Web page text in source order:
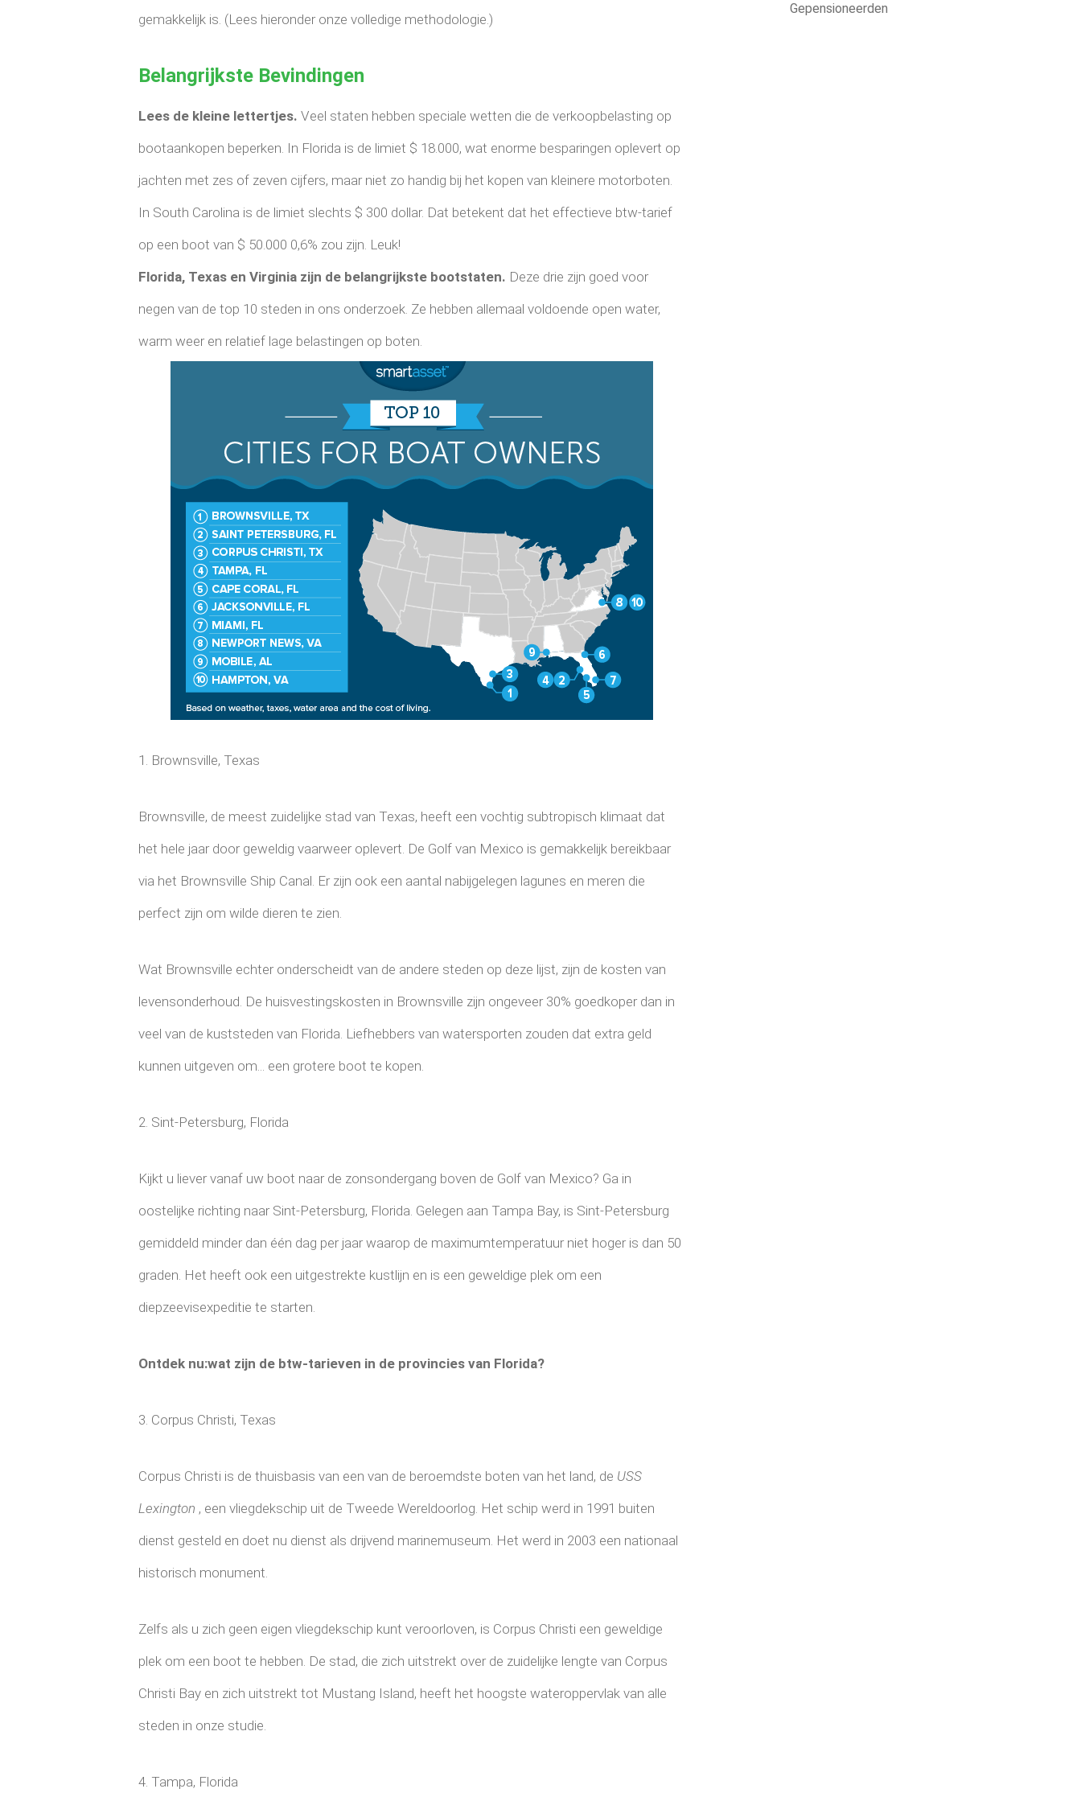
gemakkelijk is. (Lees hieronder onze volledige methodologie.)
Belangrijkste Bevindingen
Lees de kleine lettertjes. Veel staten hebben speciale wetten die de verkoopbelasting op
bootaankopen beperken. In Florida is de limiet $ 18.000, wat enorme besparingen oplevert op
jachten met zes of zeven cijfers, maar niet zo handig bij het kopen van kleinere motorboten.
In South Carolina is de limiet slechts $ 300 dollar. Dat betekent dat het effectieve btw-tarief
op een boot van $ 50.000 0,6% zou zijn. Leuk!
Florida, Texas en Virginia zijn de belangrijkste bootstaten. Deze drie zijn goed voor
negen van de top 10 steden in ons onderzoek. Ze hebben allemaal voldoende open water,
warm weer en relatief lage belastingen op boten.
1. Brownsville, Texas
Brownsville, de meest zuidelijke stad van Texas, heeft een vochtig subtropisch klimaat dat
het hele jaar door geweldig vaarweer oplevert. De Golf van Mexico is gemakkelijk bereikbaar
via het Brownsville Ship Canal. Er zijn ook een aantal nabijgelegen lagunes en meren die
perfect zijn om wilde dieren te zien.
Wat Brownsville echter onderscheidt van de andere steden op deze lijst, zijn de kosten van
levensonderhoud. De huisvestingskosten in Brownsville zijn ongeveer 30% goedkoper dan in
veel van de kuststeden van Florida. Liefhebbers van watersporten zouden dat extra geld
kunnen uitgeven om... een grotere boot te kopen.
2. Sint-Petersburg, Florida
Kijkt u liever vanaf uw boot naar de zonsondergang boven de Golf van Mexico? Ga in
oostelijke richting naar Sint-Petersburg, Florida. Gelegen aan Tampa Bay, is Sint-Petersburg
gemiddeld minder dan één dag per jaar waarop de maximumtemperatuur niet hoger is dan 50
graden. Het heeft ook een uitgestrekte kustlijn en is een geweldige plek om een ​​
diepzeevisexpeditie te starten.
Ontdek nu:wat zijn de btw-tarieven in de provincies van Florida?
3. Corpus Christi, Texas
Corpus Christi is de thuisbasis van een van de beroemdste boten van het land, de USS
Lexington , een vliegdekschip uit de Tweede Wereldoorlog. Het schip werd in 1991 buiten
dienst gesteld en doet nu dienst als drijvend marinemuseum. Het werd in 2003 een nationaal
historisch monument.
Zelfs als u zich geen eigen vliegdekschip kunt veroorloven, is Corpus Christi een geweldige
plek om een ​​boot te hebben. De stad, die zich uitstrekt over de zuidelijke lengte van Corpus
Christi Bay en zich uitstrekt tot Mustang Island, heeft het hoogste wateroppervlak van alle
steden in onze studie.
4. Tampa, Florida
Gepensioneerden